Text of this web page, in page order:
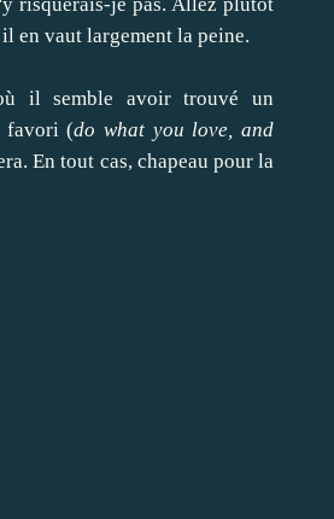
en vaut largement la peine.
il semble avoir trouvé un
favori (do what you love, and
En tout cas, chapeau pour la